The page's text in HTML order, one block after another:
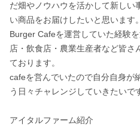
だ畑やノウハウを活かして新しい
い商品をお届けしたいと思います。
Burger Cafeを運営していた経験
店・飲食店・農業生産者など皆さ
ております。
cafeを営んでいたので自分自身が
う日々チャレンジしていきたいで
アイタルファーム紹介